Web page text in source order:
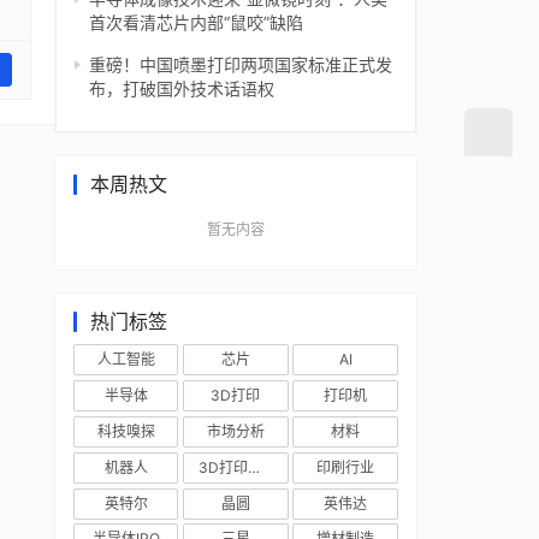
首次看清芯片内部“鼠咬”缺陷
重磅！中国喷墨打印两项国家标准正式发
布，打破国外技术话语权
本周热文
暂无内容
热门标签
人工智能 芯片
AI
半导体
3D打印
打印机
科技嗅探
市场分析
材料
机器人
3D打印技术
印刷行业
英特尔
晶圆
英伟达